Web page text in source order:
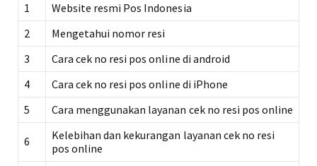
1
Website resmi Pos Indonesia
2
Mengetahui nomor resi
3
Cara cek no resi pos online di android
4
Cara cek no resi pos online di iPhone
5
Cara menggunakan layanan cek no resi pos online
6
Kelebihan dan kekurangan layanan cek no resi
pos online